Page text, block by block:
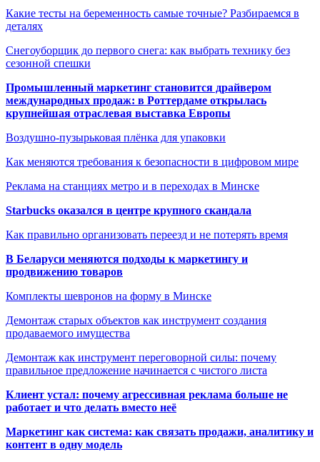
Какие тесты на беременность самые точные? Разбираемся в
деталях
Снегоуборщик до первого снега: как выбрать технику без
сезонной спешки
Промышленный маркетинг становится драйвером
международных продаж: в Роттердаме открылась
крупнейшая отраслевая выставка Европы
Воздушно-пузырьковая плёнка для упаковки
Как меняются требования к безопасности в цифровом мире
Реклама на станциях метро и в переходах в Минске
Starbucks оказался в центре крупного скандала
Как правильно организовать переезд и не потерять время
В Беларуси меняются подходы к маркетингу и
продвижению товаров
Комплекты шевронов на форму в Минске
Демонтаж старых объектов как инструмент создания
продаваемого имущества
Демонтаж как инструмент переговорной силы: почему
правильное предложение начинается с чистого листа
Клиент устал: почему агрессивная реклама больше не
работает и что делать вместо неё
Маркетинг как система: как связать продажи, аналитику и
контент в одну модель